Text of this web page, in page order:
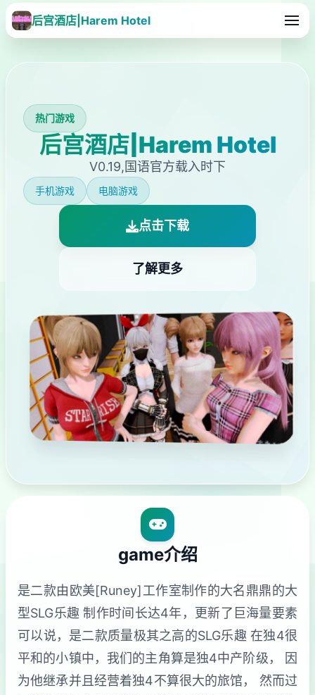
后宫酒店|Harem Hotel
热门游戏
后宫酒店|Harem Hotel
V0.19,国语官方载入时下
手机游戏 电脑游戏
点击下载
了解更多
game介绍
是二款由欧美[Runey]工作室制作的大名鼎鼎的大
型SLG乐趣 制作时间长达4年，更新了巨海量要素
可以说，是二款质量极其之高的SLG乐趣 在独4很
平和的小镇中，我们的主角算是独4中产阶级， 因
为他继承并且经营着独4不算很大的旅馆， 然而过